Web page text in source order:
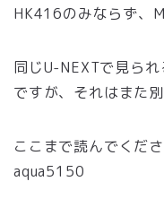
HK416のみならず、
同じU-NEXTで見ら
ですが、それはまた
ここまで読んでくだ
aqua5150